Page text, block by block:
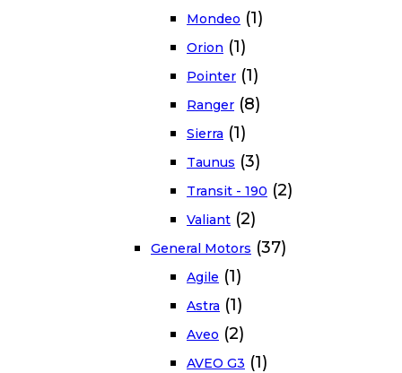
Mondeo (1)
Orion (1)
Pointer (1)
Ranger (8)
Sierra (1)
Taunus (3)
Transit - 190 (2)
Valiant (2)
General Motors (37)
Agile (1)
Astra (1)
Aveo (2)
AVEO G3 (1)